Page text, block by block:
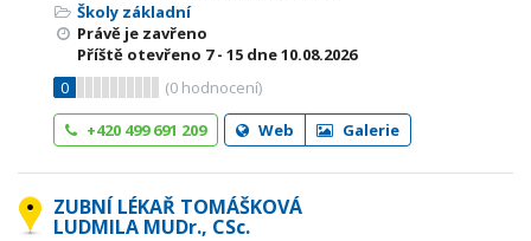
Školy základní
Právě je zavřeno
Příště otevřeno 7 - 15 dne 10.08.2026
0
(0 hodnocení)
+420 499 691 209
Web Galerie
ZUBNÍ LÉKAŘ TOMÁŠKOVÁ
LUDMILA MUDr., CSc.